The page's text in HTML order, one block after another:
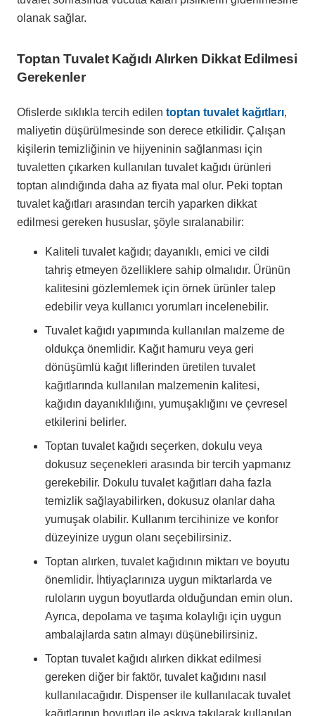
olanak sağlar.
Toptan Tuvalet Kağıdı Alırken Dikkat Edilmesi
Gerekenler
Ofislerde sıklıkla tercih edilen toptan tuvalet kağıtları,
maliyetin düşürülmesinde son derece etkilidir. Çalışan
kişilerin temizliğinin ve hijyeninin sağlanması için
tuvaletten çıkarken kullanılan tuvalet kağıdı ürünleri
toptan alındığında daha az fiyata mal olur. Peki toptan
tuvalet kağıtları arasından tercih yaparken dikkat
edilmesi gereken hususlar, şöyle sıralanabilir:
Kaliteli tuvalet kağıdı; dayanıklı, emici ve cildi
tahriş etmeyen özelliklere sahip olmalıdır. Ürünün
kalitesini gözlemlemek için örnek ürünler talep
edebilir veya kullanıcı yorumları incelenebilir.
Tuvalet kağıdı yapımında kullanılan malzeme de
oldukça önemlidir. Kağıt hamuru veya geri
dönüşümlü kağıt liflerinden üretilen tuvalet
kağıtlarında kullanılan malzemenin kalitesi,
kağıdın dayanıklılığını, yumuşaklığını ve çevresel
etkilerini belirler.
Toptan tuvalet kağıdı seçerken, dokulu veya
dokusuz seçenekleri arasında bir tercih yapmanız
gerekebilir. Dokulu tuvalet kağıtları daha fazla
temizlik sağlayabilirken, dokusuz olanlar daha
yumuşak olabilir. Kullanım tercihinize ve konfor
düzeyinize uygun olanı seçebilirsiniz.
Toptan alırken, tuvalet kağıdının miktarı ve boyutu
önemlidir. İhtiyaçlarınıza uygun miktarlarda ve
ruloların uygun boyutlarda olduğundan emin olun.
Ayrıca, depolama ve taşıma kolaylığı için uygun
ambalajlarda satın almayı düşünebilirsiniz.
Toptan tuvalet kağıdı alırken dikkat edilmesi
gereken diğer bir faktör, tuvalet kağıdını nasıl
kullanılacağıdır. Dispenser ile kullanılacak tuvalet
kağıtlarının boyutları ile askıya takılarak kullanılan